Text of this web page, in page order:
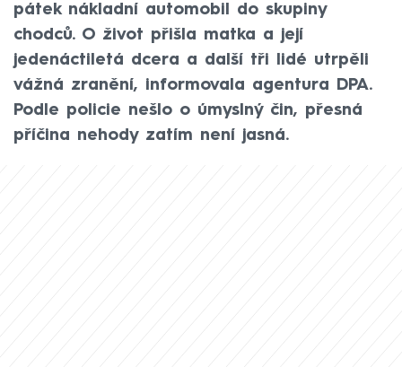
pátek nákladní automobil do skupiny
chodců. O život přišla matka a její
jedenáctiletá dcera a další tři lidé utrpěli
vážná zranění, informovala agentura DPA.
Podle policie nešlo o úmyslný čin, přesná
příčina nehody zatím není jasná.